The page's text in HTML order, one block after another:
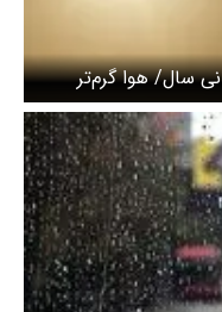
سال/ هوا گرم‌تر